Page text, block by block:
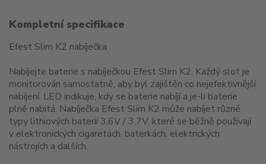
Kompletní specifikace
Efest Slim K2 nabíječka
Nabíjejte baterie s nabíječkou Efest Slim K2. Každý slot je
monitorován samostatně, aby byl zajištěn co nejefektivnější
nabíjení. LED indikuje, kdy se baterie nabíjí a je-li baterie
plně nabitá. Nabíječka Efest Slim K2 může nabíjet různé
typy lithiových baterií 3,6V / 3,7V, které se běžně používají
v elektronických cigaretách, baterkách, elektrických
nástrojích a dalších.